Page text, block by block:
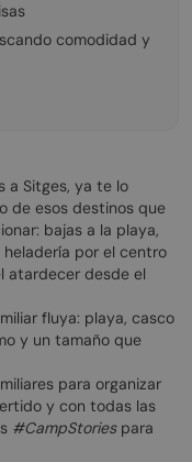
comodidad y
a Sitges, ya te lo
de esos destinos que
bajas a la playa,
heladería por el centro
atardecer desde el
fluya: playa, casco
y un tamaño que
para organizar
y con todas las
#CampStoriespara